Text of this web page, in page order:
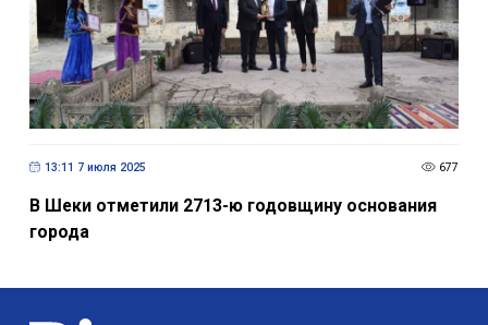
13:11 7 июля 2025 677
В Шеки отметили 2713-ю годовщину основания
города